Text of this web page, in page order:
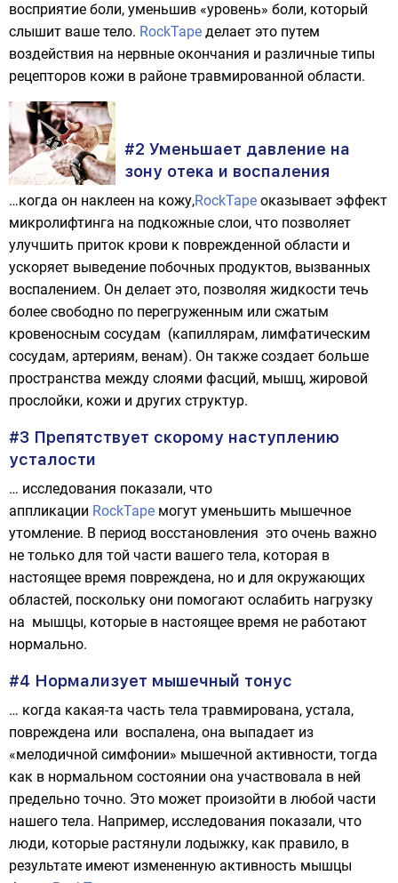
восприятие боли, уменьшив «уровень» боли, который
слышит ваше тело. RockTape делает это путем
воздействия на нервные окончания и различные типы
рецепторов кожи в районе травмированной области.
#2 Уменьшает давление на
зону отека и воспаления
…когда он наклеен на кожу,RockTape оказывает эффект
микролифтинга на подкожные слои, что позволяет
улучшить приток крови к поврежденной области и
ускоряет выведение побочных продуктов, вызванных
воспалением. Он делает это, позволяя жидкости течь
более свободно по перегруженным или сжатым
кровеносным сосудам (капиллярам, лимфатическим
сосудам, артериям, венам). Он также создает больше
пространства между слоями фасций, мышц, жировой
прослойки, кожи и других структур.
#3 Препятствует скорому наступлению
усталости
… исследования показали, что
аппликации RockTape могут уменьшить мышечное
утомление. В период восстановления это очень важно
не только для той части вашего тела, которая в
настоящее время повреждена, но и для окружающих
областей, поскольку они помогают ослабить нагрузку
на мышцы, которые в настоящее время не работают
нормально.
#4 Нормализует мышечный тонус
… когда какая-та часть тела травмирована, устала,
повреждена или воспалена, она выпадает из
«мелодичной симфонии» мышечной активности, тогда
как в нормальном состоянии она участвовала в ней
предельно точно. Это может произойти в любой части
нашего тела. Например, исследования показали, что
люди, которые растянули лодыжку, как правило, в
результате имеют измененную активность мышцы